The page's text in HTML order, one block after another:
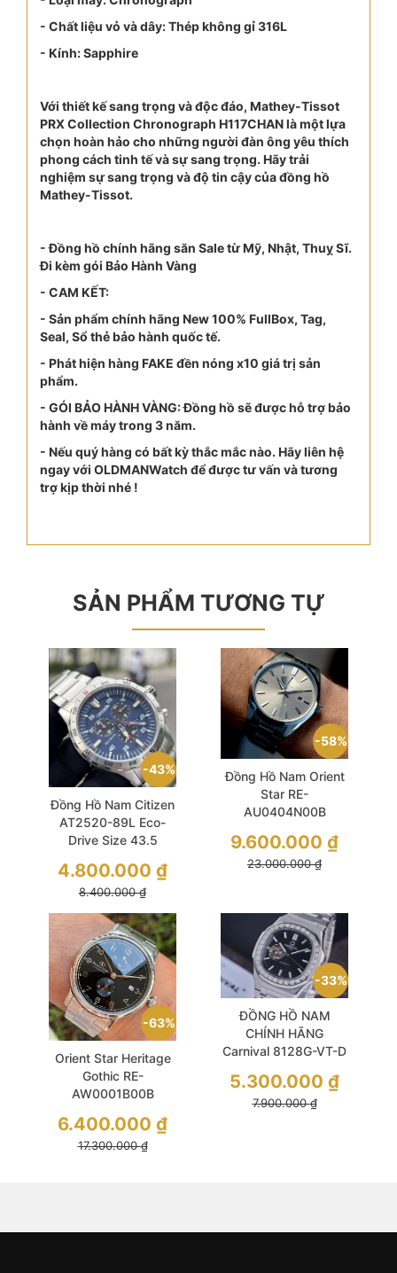
- Chất liệu vỏ và dây: Thép không gỉ 316L
- Kính: Sapphire
Với thiết kế sang trọng và độc đáo, Mathey-Tissot
PRX Collection Chronograph H117CHAN là một lựa
chọn hoàn hảo cho những người đàn ông yêu thích
phong cách tinh tế và sự sang trọng. Hãy trải
nghiệm sự sang trọng và độ tin cậy của đồng hồ
Mathey-Tissot.
- Đồng hồ chính hãng săn Sale từ Mỹ, Nhật, Thuỵ Sĩ.
Đi kèm gói Bảo Hành Vàng
- CAM KẾT:
- Sản phẩm chính hãng New 100% FullBox, Tag,
Seal, Sổ thẻ bảo hành quốc tế.
- Phát hiện hàng FAKE đền nóng x10 giá trị sản
phẩm.
- GÓI BẢO HÀNH VÀNG: Đồng hồ sẽ được hỗ trợ bảo
hành về máy trong 3 năm.
- Nếu quý hàng có bất kỳ thắc mắc nào. Hãy liên hệ
ngay với OLDMANWatch để được tư vấn và tương
trợ kịp thời nhé !
SẢN PHẨM TƯƠNG TỰ
43%
Đồng Hồ Nam Citizen
AT2520-89L Eco-
Drive Size 43.5
8.400.000₫
4.800.000 ₫
58%
Đồng Hồ Nam Orient
Star RE-
AU0404N00B
Grey Dial Sapphire
23.000.000₫
9.600.000 ₫
63%
Orient Star Heritage
Gothic RE-
AW0001B00B
Đen Huyền Bí Like
New Like New
17.300.000₫
6.400.000 ₫
33%
ĐỒNG HỒ NAM
CHÍNH HÃNG
Carnival 8128G-VT-D
Black Dial Silver
Stainless
7.900.000₫
5.300.000 ₫